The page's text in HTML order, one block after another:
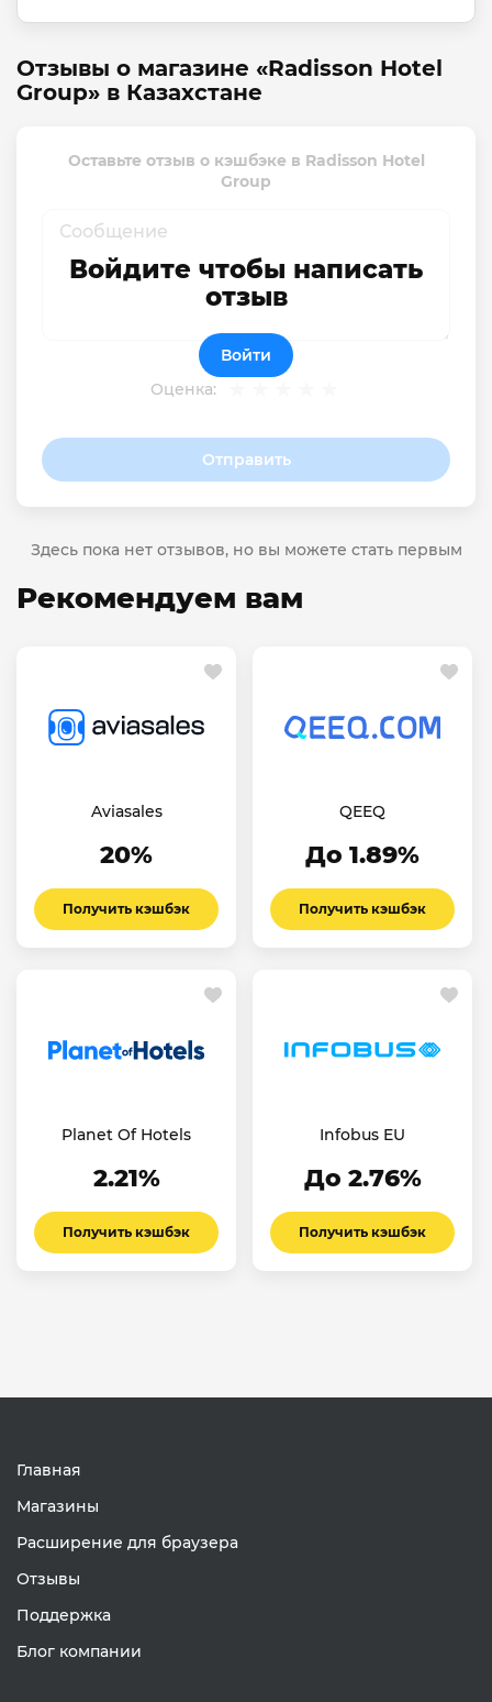
Отзывы о магазине «Radisson Hotel
Group» в Казахстане
Оставьте отзыв о кэшбэке в Radisson Hotel
Group
Оценка:
Отправить
Войдите чтобы написать
отзыв
Войти
Здесь пока нет отзывов, но вы можете стать первым
Рекомендуем вам
Aviasales
20%
Получить кэшбэк
QEEQ
До 1.89%
Получить кэшбэк
Planet Of Hotels
2.21%
Получить кэшбэк
Infobus EU
До 2.76%
Получить кэшбэк
Главная
Магазины
Расширение для браузера
Отзывы
Поддержка
Блог компании